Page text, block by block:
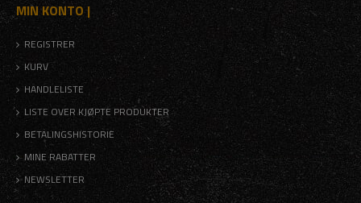
MIN KONTO |
REGISTRER
KURV
HANDLELISTE
LISTE OVER KJØPTE PRODUKTER
BETALINGSHISTORIE
MINE RABATTER
NEWSLETTER